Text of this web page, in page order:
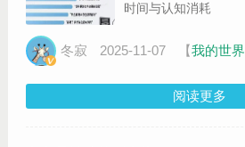
时间与认知消耗
冬寂 2025-11-07 【我的世界
阅读更多